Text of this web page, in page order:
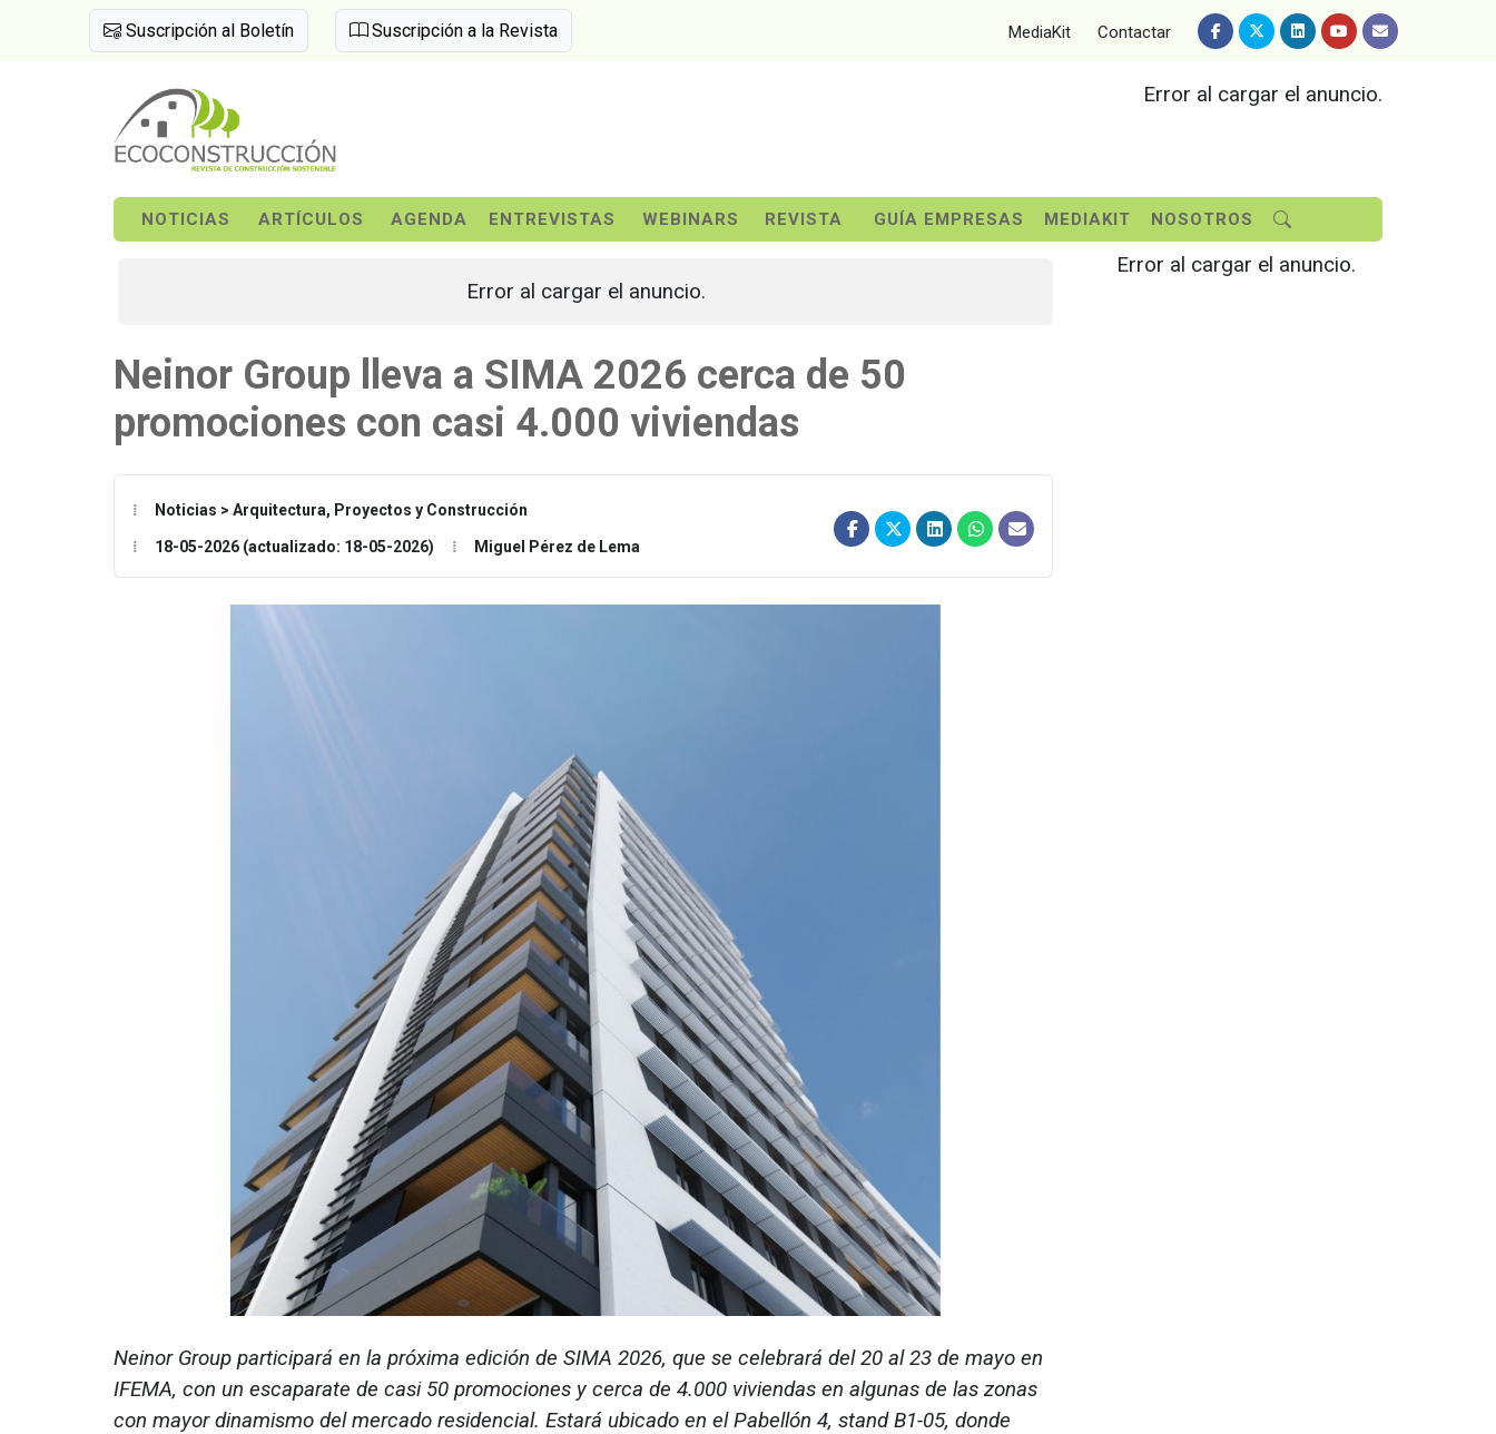
Suscripción al Boletín Suscripción a la Revista MediaKit Contactar
Error al cargar el anuncio.
NOTICIAS ARTÍCULOS AGENDA ENTREVISTAS WEBINARS REVISTA GUÍA EMPRESAS MEDIAKIT NOSOTROS
Error al cargar el anuncio.
Neinor Group lleva a SIMA 2026 cerca de 50
promociones con casi 4.000 viviendas
Noticias > Arquitectura, Proyectos y Construcción
18-05-2026 (actualizado: 18-05-2026) Miguel Pérez de Lema
Neinor Group participará en la próxima edición de SIMA 2026, que se celebrará del 20 al 23 de mayo en
IFEMA, con un escaparate de casi 50 promociones y cerca de 4.000 viviendas en algunas de las zonas
con mayor dinamismo del mercado residencial. Estará ubicado en el Pabellón 4, stand B1-05, donde
Error al cargar el anuncio.